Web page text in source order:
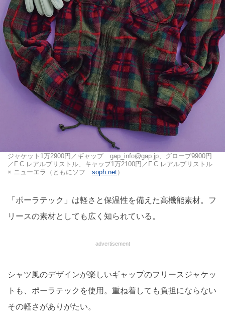
ジャケット1万2900円／ギャップ gap_info@gap.jp、グローブ9900円
／F.C.レアルブリストル、キャップ1万2100円／F.C.レアルブリストル
× ニューエラ（ともにソフ soph.net）
「ポーラテック」は軽さと保温性を備えた高機能素材。フ
リースの素材としても広く知られている。
advertisement
シャツ風のデザインが楽しいギャップのフリースジャケッ
トも、ポーラテックを使用。重ね着しても負担にならない
その軽さがありがたい。